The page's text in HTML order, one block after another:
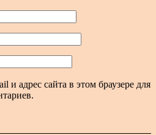
и адрес сайта в этом браузере для